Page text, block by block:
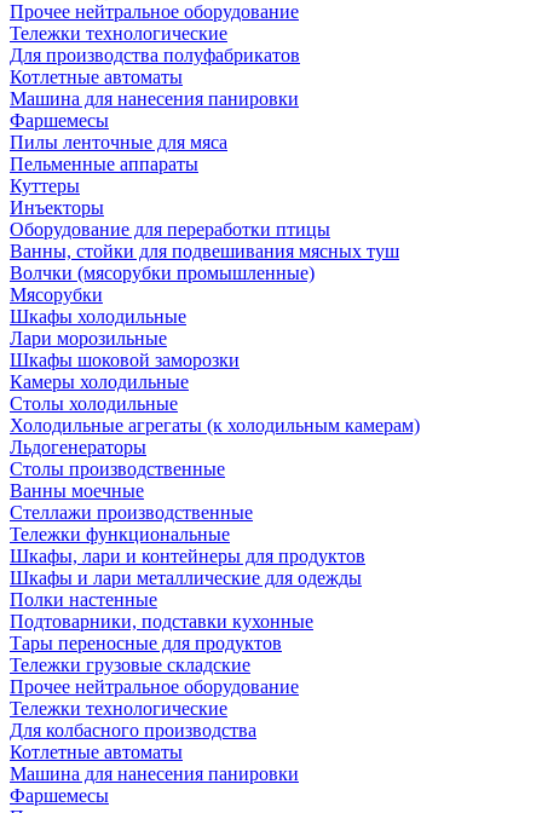
Прочее нейтральное оборудование
Тележки технологические
Для производства полуфабрикатов
Котлетные автоматы
Машина для нанесения панировки
Фаршемесы
Пилы ленточные для мяса
Пельменные аппараты
Куттеры
Инъекторы
Оборудование для переработки птицы
Ванны, стойки для подвешивания мясных туш
Волчки (мясорубки промышленные)
Мясорубки
Шкафы холодильные
Лари морозильные
Шкафы шоковой заморозки
Камеры холодильные
Столы холодильные
Холодильные агрегаты (к холодильным камерам)
Льдогенераторы
Столы производственные
Ванны моечные
Стеллажи производственные
Тележки функциональные
Шкафы, лари и контейнеры для продуктов
Шкафы и лари металлические для одежды
Полки настенные
Подтоварники, подставки кухонные
Тары переносные для продуктов
Тележки грузовые складские
Прочее нейтральное оборудование
Тележки технологические
Для колбасного производства
Котлетные автоматы
Машина для нанесения панировки
Фаршемесы